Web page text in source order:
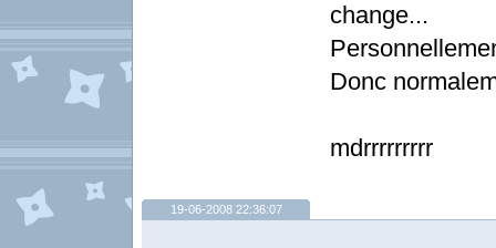
change...
Donc
mdrrrrrrrrr
19-06-2008 22:36:07